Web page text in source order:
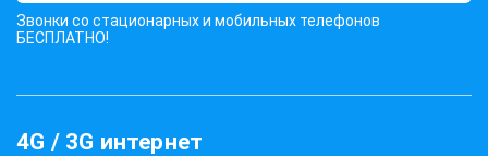
Звонки со стационарных и мобильных телефонов
БЕСПЛАТНО!
4G / 3G интернет
Які провайдери працюють
Перевірте доступність інтернету за 30 секунд